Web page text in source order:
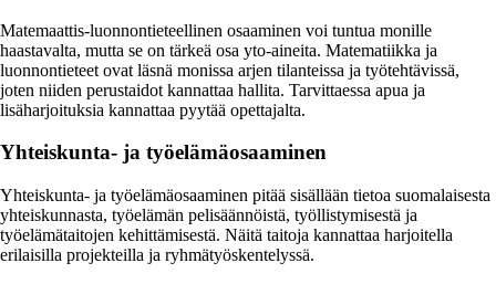
Matemaattis-luonnontieteellinen osaaminen voi tuntua monille
haastavalta, mutta se on tärkeä osa yto-aineita. Matematiikka ja
luonnontieteet ovat läsnä monissa arjen tilanteissa ja työtehtävissä,
joten niiden perustaidot kannattaa hallita. Tarvittaessa apua ja
lisäharjoituksia kannattaa pyytää opettajalta.
Yhteiskunta- ja työelämäosaaminen
Yhteiskunta- ja työelämäosaaminen pitää sisällään tietoa suomalaisesta
yhteiskunnasta, työelämän pelisäännöistä, työllistymisestä ja
työelämätaitojen kehittämisestä. Näitä taitoja kannattaa harjoitella
erilaisilla projekteilla ja ryhmätyöskentelyssä.